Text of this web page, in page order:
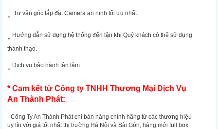
- Tư vấn góc lắp đặt Camera an ninh tối ưu nhất.
- Hướng dẫn sử dụng hệ thống đến tận khi Quý khách có thể sử dụng
thành thạo.
- Dịch vụ bảo hành tận tâm.
* Cam kết từ Công ty TNHH Thương Mại Dịch Vụ
An Thành Phát:
- Công Ty An Thành Phát chỉ bán hàng chính hãng từ các thương hiệu
uy tín với giá tốt nhất thị trường Hà Nội và Sài Gòn, hàng mới full box.